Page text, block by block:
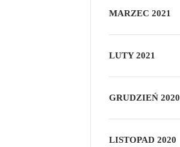
MARZEC 2021
LUTY 2021
GRUDZIEŃ 2020
LISTOPAD 2020